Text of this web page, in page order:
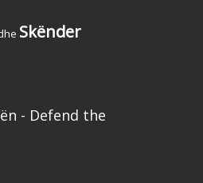
Skënder
- Defend the